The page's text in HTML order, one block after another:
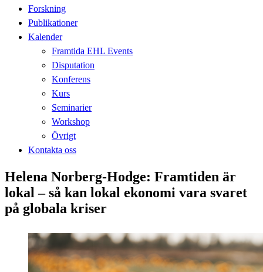
Forskning
Publikationer
Kalender
Framtida EHL Events
Disputation
Konferens
Kurs
Seminarier
Workshop
Övrigt
Kontakta oss
Helena Norberg-Hodge: Framtiden är
lokal – så kan lokal ekonomi vara svaret
på globala kriser